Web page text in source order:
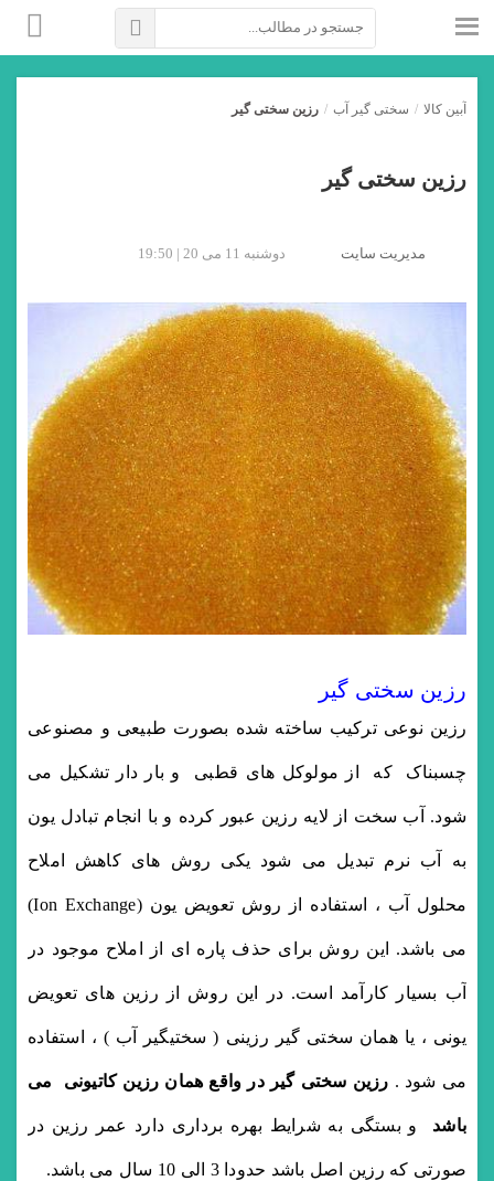
آبین کالا / سختی گیر آب / رزین سختی گیر
رزین سختی گیر
مدیریت سایت دوشنبه 11 می 20 | 19:50
رزین سختی گیر
رزین نوعی ترکیب ساخته شده بصورت طبیعی و مصنوعی
چسبناک که از مولوکل های قطبی و بار دار تشکیل می
شود. آب سخت از لایه رزین عبور کرده و با انجام تبادل یون
به آب نرم تبدیل می شود یکی روش های کاهش املاح
محلول آب ، استفاده از روش تعویض یون (Ion Exchange)
می باشد. این روش برای حذف پاره ای از املاح موجود در
آب بسیار کارآمد است. در این روش از رزین های تعویض
یونی ، یا همان سختی گیر رزینی ( سختیگیر آب ) ، استفاده
می شود . رزین سختی گیر در واقع همان رزین کاتیونی می
باشد و بستگی به شرایط بهره برداری دارد عمر رزین در
صورتی که رزین اصل باشد حدودا 3 الی 10 سال می باشد.